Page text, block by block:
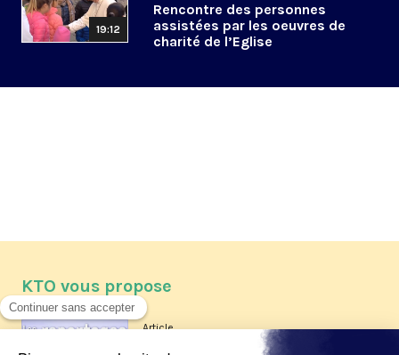
19:12
Rencontre des personnes
assistées par les oeuvres de
charité de l’Eglise
KTO vous propose
Article
Les reportages d'été 2026 de KTO